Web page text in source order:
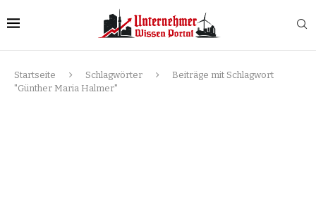
Startseite Schlagwörter
Beiträge mit Schlagwort
"Günther Maria Halmer"